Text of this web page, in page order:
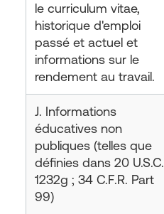
le curriculum vitae,
historique d'emploi
passé et actuel et
informations sur le
rendement au travail.
J. Informations
éducatives non
publiques (telles que
définies dans 20 U.S.C.
1232g ; 34 C.F.R. Part
99)